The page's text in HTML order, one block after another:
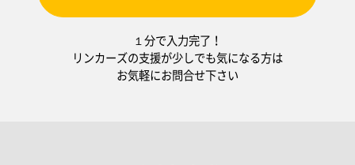
１分で入力完了！
リンカーズの支援が少しでも気になる方は
お気軽にお問合せ下さい